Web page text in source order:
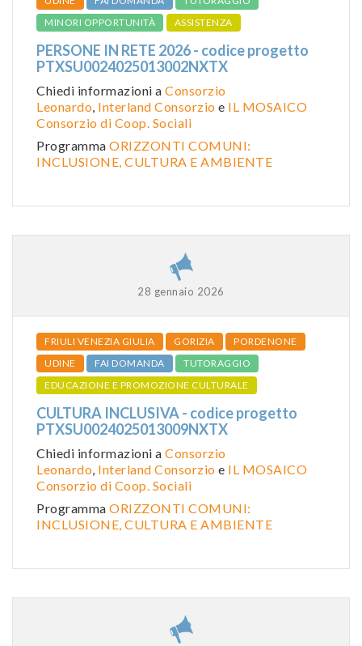
MINORI OPPORTUNITÀ
ASSISTENZA
PERSONE IN RETE 2026 - codice progetto
PTXSU0024025013002NXTX
Chiedi informazioni a Consorzio
Leonardo, Interland Consorzio e IL MOSAICO
Consorzio di Coop. Sociali
Programma ORIZZONTI COMUNI:
INCLUSIONE, CULTURA E AMBIENTE
28 gennaio 2026
FRIULI VENEZIA GIULIA GORIZIA
PORDENONE
UDINE
FAI DOMANDA
TUTORAGGIO
EDUCAZIONE E PROMOZIONE CULTURALE
CULTURA INCLUSIVA - codice progetto
PTXSU0024025013009NXTX
Chiedi informazioni a Consorzio
Leonardo, Interland Consorzio e IL MOSAICO
Consorzio di Coop. Sociali
Programma ORIZZONTI COMUNI:
INCLUSIONE, CULTURA E AMBIENTE